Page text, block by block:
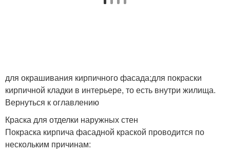
для окрашивания кирпичного фасада;для покраски
кирпичной кладки в интерьере, то есть внутри жилища.
Вернуться к оглавлению
Краска для отделки наружных стен
Покраска кирпича фасадной краской проводится по
нескольким причинам: